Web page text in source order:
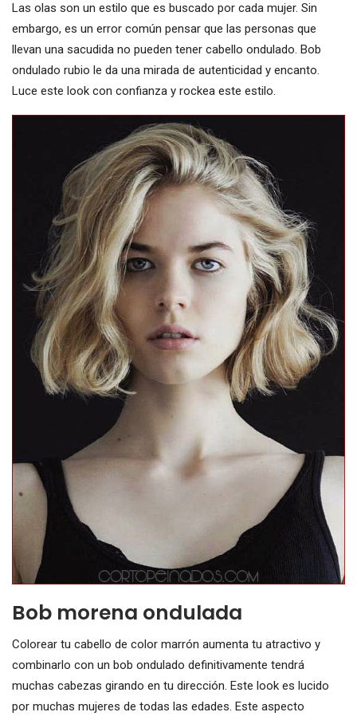
Las olas son un estilo que es buscado por cada mujer. Sin
embargo, es un error común pensar que las personas que
llevan una sacudida no pueden tener cabello ondulado. Bob
ondulado rubio le da una mirada de autenticidad y encanto.
Luce este look con confianza y rockea este estilo.
Bob morena ondulada
Colorear tu cabello de color marrón aumenta tu atractivo y
combinarlo con un bob ondulado definitivamente tendrá
muchas cabezas girando en tu dirección. Este look es lucido
por muchas mujeres de todas las edades. Este aspecto